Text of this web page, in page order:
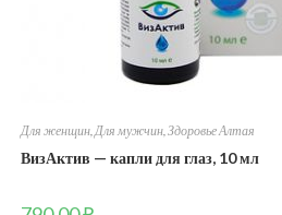
Для женщин,Для мужчин,Здоровье Алтая
ВизАктив — капли для глаз, 10 мл